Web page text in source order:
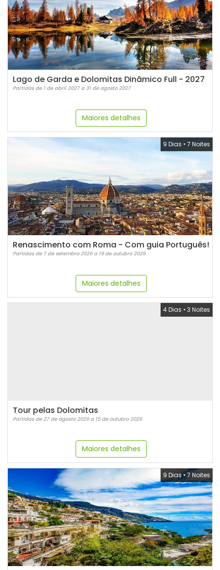
Lago de Garda e Dolomitas Dinâmico Full - 2027
Partidas de 1 de abril 2027 a 31 de agosto 2027
Maiores detalhes
9 Dias • 7 Noites
Renascimento com Roma - Com guia Português!
Partidas de 7 de setembro 2026 a 19 de outubro 2026
Maiores detalhes
4 Dias • 3 Noites
Tour pelas Dolomitas
Partidas de 27 de agosto 2026 a 15 de outubro 2026
Maiores detalhes
9 Dias•7 Noites